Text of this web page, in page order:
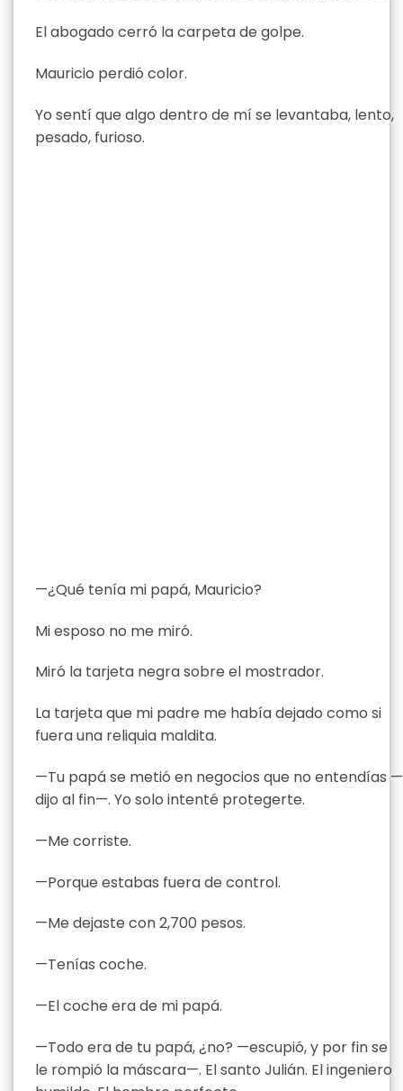
El abogado cerró la carpeta de golpe.
Mauricio perdió color.
Yo sentí que algo dentro de mí se levantaba, lento,
pesado, furioso.
—¿Qué tenía mi papá, Mauricio?
Mi esposo no me miró.
Miró la tarjeta negra sobre el mostrador.
La tarjeta que mi padre me había dejado como si
fuera una reliquia maldita.
—Tu papá se metió en negocios que no entendías —
dijo al fin—. Yo solo intenté protegerte.
—Me corriste.
—Porque estabas fuera de control.
—Me dejaste con 2,700 pesos.
—Tenías coche.
—El coche era de mi papá.
—Todo era de tu papá, ¿no? —escupió, y por fin se
le rompió la máscara—. El santo Julián. El ingeniero